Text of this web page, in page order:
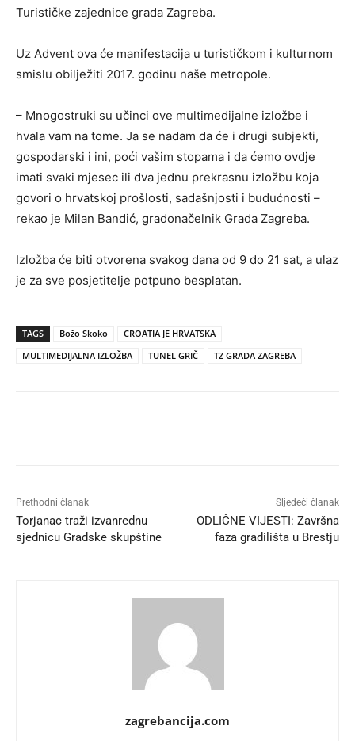
Turističke zajednice grada Zagreba.
Uz Advent ova će manifestacija u turističkom i kulturnom
smislu obilježiti 2017. godinu naše metropole.
– Mnogostruki su učinci ove multimedijalne izložbe i
hvala vam na tome. Ja se nadam da će i drugi subjekti,
gospodarski i ini, poći vašim stopama i da ćemo ovdje
imati svaki mjesec ili dva jednu prekrasnu izložbu koja
govori o hrvatskoj prošlosti, sadašnjosti i budućnosti –
rekao je Milan Bandić, gradonačelnik Grada Zagreba.
Izložba će biti otvorena svakog dana od 9 do 21 sat, a ulaz
je za sve posjetitelje potpuno besplatan.
TAGS Božo Skoko
CROATIA JE HRVATSKA
MULTIMEDIJALNA IZLOŽBA
TUNEL GRIČ TZ GRADA ZAGREBA
Prethodni članak
Torjanac traži izvanrednu
sjednicu Gradske skupštine
Sljedeći članak
ODLIČNE VIJESTI: Završna
faza gradilišta u Brestju
zagrebancija.com